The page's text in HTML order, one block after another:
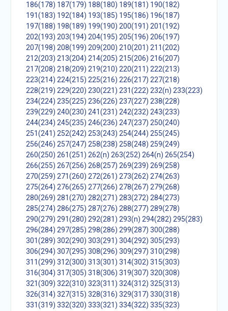
186(178) 187(179) 188(180) 189(181) 190(182)
191(183) 192(184) 193(185) 195(186) 196(187)
197(188) 198(189) 199(190) 200(191) 201(192)
202(193) 203(194) 204(195) 205(196) 206(197)
207(198) 208(199) 209(200) 210(201) 211(202)
212(203) 213(204) 214(205) 215(206) 216(207)
217(208) 218(209) 219(210) 220(211) 222(213)
223(214) 224(215) 225(216) 226(217) 227(218)
228(219) 229(220) 230(221) 231(222) 232(n) 233(223)
234(224) 235(225) 236(226) 237(227) 238(228)
239(229) 240(230) 241(231) 242(232) 243(233)
244(234) 245(235) 246(236) 247(237) 250(240)
251(241) 252(242) 253(243) 254(244) 255(245)
256(246) 257(247) 258(238) 258(248) 259(249)
260(250) 261(251) 262(n) 263(252) 264(n) 265(254)
266(255) 267(256) 268(257) 269(239) 269(258)
270(259) 271(260) 272(261) 273(262) 274(263)
275(264) 276(265) 277(266) 278(267) 279(268)
280(269) 281(270) 282(271) 283(272) 284(273)
285(274) 286(275) 287(276) 288(277) 289(278)
290(279) 291(280) 292(281) 293(n) 294(282) 295(283)
296(284) 297(285) 298(286) 299(287) 300(288)
301(289) 302(290) 303(291) 304(292) 305(293)
306(294) 307(295) 308(296) 309(297) 310(298)
311(299) 312(300) 313(301) 314(302) 315(303)
316(304) 317(305) 318(306) 319(307) 320(308)
321(309) 322(310) 323(311) 324(312) 325(313)
326(314) 327(315) 328(316) 329(317) 330(318)
331(319) 332(320) 333(321) 334(322) 335(323)